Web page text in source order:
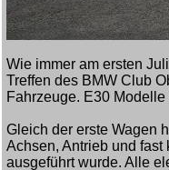
Wie immer am ersten
Treffen des BMW Club
Fahrzeuge. E30
Gleich der erste Wagen
Achsen, Antrieb und
ausgeführt wurde. Alle